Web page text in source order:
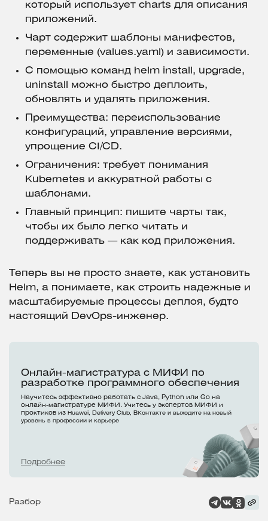
который использует charts для описания
приложений.
Чарт содержит шаблоны манифестов,
переменные (values.yaml) и зависимости.
С помощью команд helm install, upgrade,
uninstall можно быстро деплоить,
обновлять и удалять приложения.
Преимущества: переиспользование
конфигураций, управление версиями,
упрощение CI/CD.
Ограничения: требует понимания
Kubernetes и аккуратной работы с
шаблонами.
Главный принцип: пишите чарты так,
чтобы их было легко читать и
поддерживать — как код приложения.
Теперь вы не просто знаете, как установить
Helm, а понимаете, как строить надежные и
масштабируемые процессы деплоя, будто
настоящий DevOps-инженер.
Онлайн-магистратура с МИФИ по
разработке программного обеспечения
Научитесь эффективно работать с Java, Python или Go на
онлайн-магистратуре МИФИ. Учитесь у экспертов МИФИ и
проктиков из Huawei, Delivery Club, ВКонтакте и выходите на новый
уровень в профессии и карьере
Подробнее
Разбор